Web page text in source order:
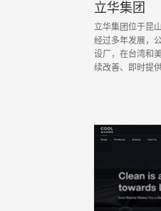
立华集团
立华集团位于昆
经过多年发展，
设厂，在台湾和
续改善、即时提